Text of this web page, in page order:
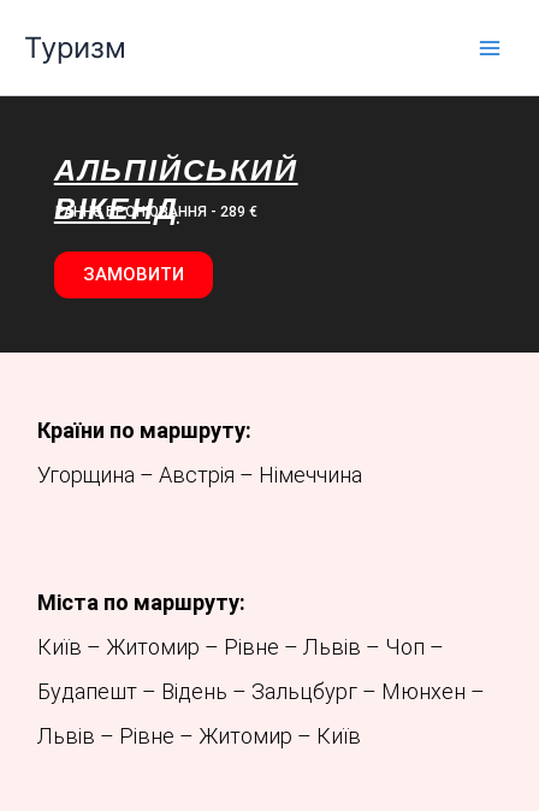
вмісту
Туризм
АЛЬПІЙСЬКИЙ
ВІКЕНД
РАННЄ БРОНЮВАННЯ - 289 €
ЗАМОВИТИ
Країни по маршруту:
Угорщина – Австрія – Німеччина
Міста по маршруту:
Київ – Житомир – Рівне – Львів – Чоп –
Будапешт – Відень – Зальцбург – Мюнхен –
Львів – Рівне – Житомир – Київ